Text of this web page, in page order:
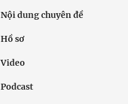
Nội dung chuyên đề
Hồ sơ
Video
Podcast